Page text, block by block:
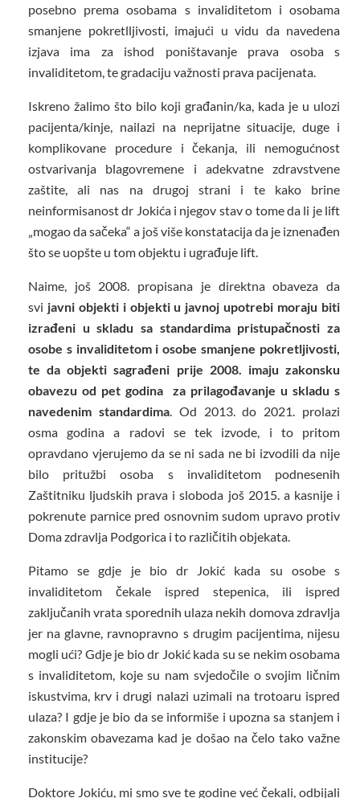
posebno prema osobama s invaliditetom i osobama
smanjene pokretlljivosti, imajući u vidu da navedena
izjava ima za ishod poništavanje prava osoba s
invaliditetom, te gradaciju važnosti prava pacijenata.
Iskreno žalimo što bilo koji građanin/ka, kada je u ulozi
pacijenta/kinje, nailazi na neprijatne situacije, duge i
komplikovane procedure i čekanja, ili nemogućnost
ostvarivanja blagovremene i adekvatne zdravstvene
zaštite, ali nas na drugoj strani i te kako brine
neinformisanost dr Jokića i njegov stav o tome da li je lift
„mogao da sačeka“ a još više konstatacija da je iznenađen
što se uopšte u tom objektu i ugrađuje lift.
Naime, još 2008. propisana je direktna obaveza da
svi javni objekti i objekti u javnoj upotrebi moraju biti
izrađeni u skladu sa standardima pristupačnosti za
osobe s invaliditetom i osobe smanjene pokretljivosti,
te da objekti sagrađeni prije 2008. imaju zakonsku
obavezu od pet godina za prilagođavanje u skladu s
navedenim standardima. Od 2013. do 2021. prolazi
osma godina a radovi se tek izvode, i to pritom
opravdano vjerujemo da se ni sada ne bi izvodili da nije
bilo pritužbi osoba s invaliditetom podnesenih
Zaštitniku ljudskih prava i sloboda još 2015. a kasnije i
pokrenute parnice pred osnovnim sudom upravo protiv
Doma zdravlja Podgorica i to različitih objekata.
Pitamo se gdje je bio dr Jokić kada su osobe s
invaliditetom čekale ispred stepenica, ili ispred
zaključanih vrata sporednih ulaza nekih domova zdravlja
jer na glavne, ravnopravno s drugim pacijentima, nijesu
mogli ući? Gdje je bio dr Jokić kada su se nekim osobama
s invaliditetom, koje su nam svjedočile o svojim ličnim
iskustvima, krv i drugi nalazi uzimali na trotoaru ispred
ulaza? I gdje je bio da se informiše i upozna sa stanjem i
zakonskim obavezama kad je došao na čelo tako važne
institucije?
Doktore Jokiću, mi smo sve te godine već čekali, odbijali